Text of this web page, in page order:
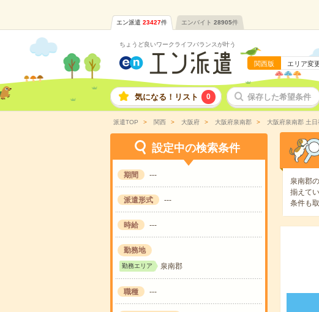
エン派遣 23427件 エンバイト 28905件
ちょうど良いワークライフバランスが叶う
関西版 エリア変
気になる！リスト 0 保存した希望条件
派遣TOP 関西 大阪府 大阪府泉南郡 大阪府泉南郡 土
設定中の検索条件
期間 ---
派遣形式 ---
時給 ---
勤務地
勤務エリア 泉南郡
職種 ---
泉南郡
揃えて
条件も